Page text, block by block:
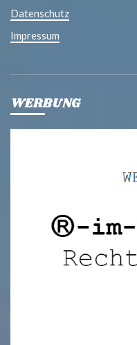
Datenschutz
Impressum
WERBUNG